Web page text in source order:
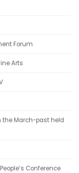
Forum
Arts
the March-past held
Conference